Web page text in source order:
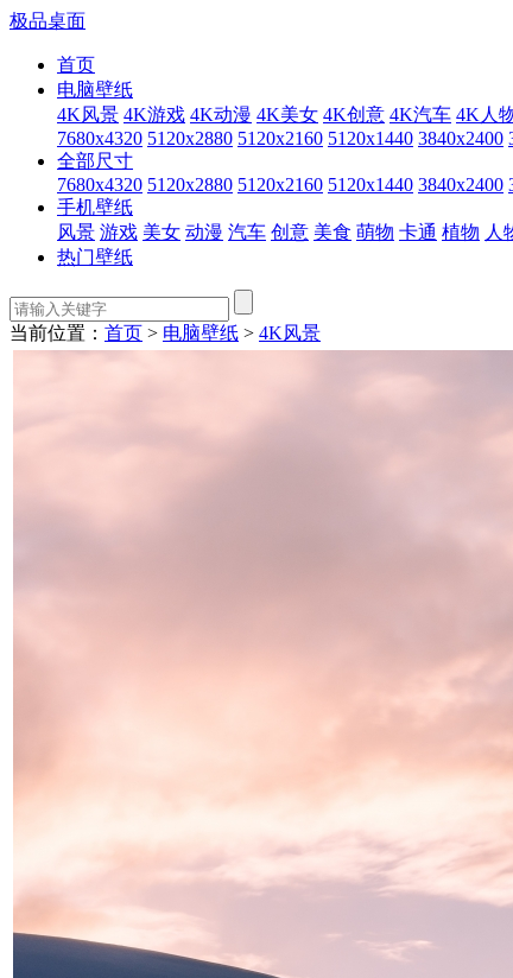
极品桌面
首页
电脑壁纸
4K风景 4K游戏 4K动漫 4K美女 4K创意 4K汽车 4K人
7680x4320 5120x2880 5120x2160 5120x1440 3840x2400
全部尺寸
7680x4320 5120x2880 5120x2160 5120x1440 3840x2400
手机壁纸
风景 游戏 美女 动漫 汽车 创意 美食 萌物 卡通 植物 人
热门壁纸
当前位置： 首页 > 电脑壁纸 > 4K风景